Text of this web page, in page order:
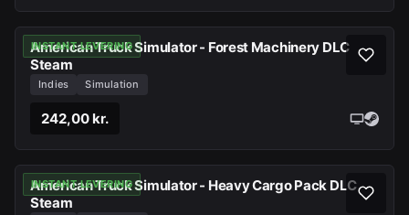
INSTANT LEVERING
American Truck Simulator - Forest Machinery DLC
Steam
Indies Simulation
242,00 kr.
INSTANT LEVERING
American Truck Simulator - Heavy Cargo Pack DLC
Steam